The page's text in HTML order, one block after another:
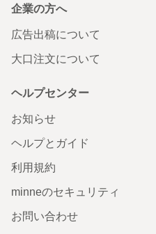
企業の方へ
広告出稿について
大口注文について
ヘルプセンター
お知らせ
ヘルプとガイド
利用規約
minneのセキュリティ
お問い合わせ